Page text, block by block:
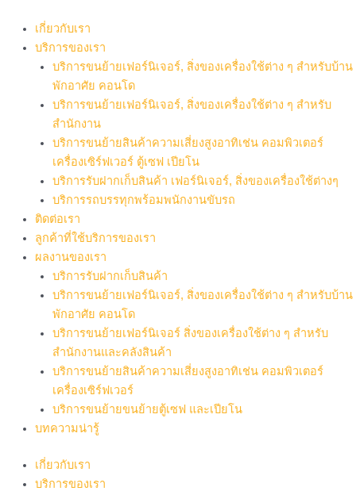
content
เกี่ยวกับเรา
บริการของเรา
บริการขนย้ายเฟอร์นิเจอร์, สิ่งของเครื่องใช้ต่าง ๆ สำหรับบ้าน
พักอาศัย คอนโด
บริการขนย้ายเฟอร์นิเจอร์, สิ่งของเครื่องใช้ต่าง ๆ สำหรับ
สำนักงาน
บริการขนย้ายสินค้าความเสี่ยงสูงอาทิเช่น คอมพิวเตอร์
เครื่องเซิร์ฟเวอร์ ตู้เซฟ เปียโน
บริการรับฝากเก็บสินค้า เฟอร์นิเจอร์, สิ่งของเครื่องใช้ต่างๆ
บริการรถบรรทุกพร้อมพนักงานขับรถ
ติดต่อเรา
ลูกค้าที่ใช้บริการของเรา
ผลงานของเรา
บริการรับฝากเก็บสินค้า
บริการขนย้ายเฟอร์นิเจอร์, สิ่งของเครื่องใช้ต่าง ๆ สำหรับบ้าน
พักอาศัย คอนโด
บริการขนย้ายเฟอร์นิเจอร์ สิ่งของเครื่องใช้ต่าง ๆ สำหรับ
สำนักงานและคลังสินค้า
บริการขนย้ายสินค้าความเสี่ยงสูงอาทิเช่น คอมพิวเตอร์
เครื่องเซิร์ฟเวอร์
บริการขนย้ายขนย้ายตู้เซฟ และเปียโน
บทความน่ารู้
เกี่ยวกับเรา
บริการของเรา